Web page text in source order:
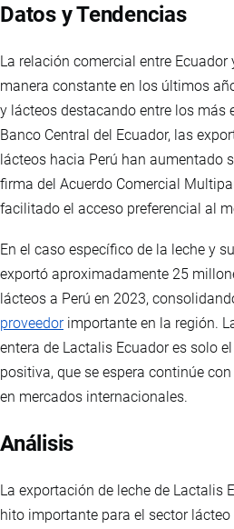
Datos y Tendencias
La relación comercial entre Ecuador
manera constante en los últimos
y lácteos destacando entre los más
Banco Central del Ecuador, las
lácteos hacia Perú han aumentado
firma del Acuerdo Comercial
facilitado el acceso preferencial al
En el caso específico de la leche y
exportó aproximadamente 25
lácteos a Perú en 2023,
proveedorimportante en la región.
entera de Lactalis Ecuador es solo
positiva, que se espera continúe
en mercados internacionales.
Análisis
La exportación de leche de Lactalis
hito importante para el sector